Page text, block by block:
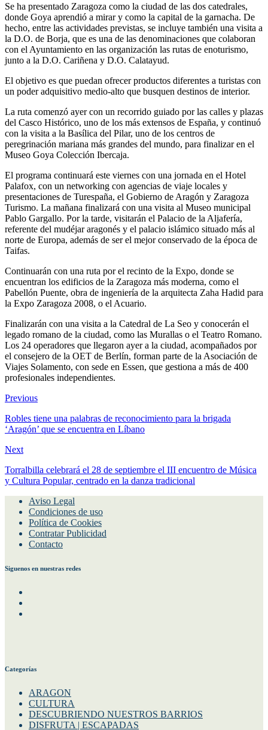
Se ha presentado Zaragoza como la ciudad de las dos catedrales,
donde Goya aprendió a mirar y como la capital de la garnacha. De
hecho, entre las actividades previstas, se incluye también una visita a
la D.O. de Borja, que es una de las denominaciones que colaboran
con el Ayuntamiento en las organización las rutas de enoturismo,
junto a la D.O. Cariñena y D.O. Calatayud.
El objetivo es que puedan ofrecer productos diferentes a turistas con
un poder adquisitivo medio-alto que busquen destinos de interior.
La ruta comenzó ayer con un recorrido guiado por las calles y plazas
del Casco Histórico, uno de los más extensos de España, y continuó
con la visita a la Basílica del Pilar, uno de los centros de
peregrinación mariana más grandes del mundo, para finalizar en el
Museo Goya Colección Ibercaja.
El programa continuará este viernes con una jornada en el Hotel
Palafox, con un networking con agencias de viaje locales y
presentaciones de Turespaña, el Gobierno de Aragón y Zaragoza
Turismo. La mañana finalizará con una visita al Museo municipal
Pablo Gargallo. Por la tarde, visitarán el Palacio de la Aljafería,
referente del mudéjar aragonés y el palacio islámico situado más al
norte de Europa, además de ser el mejor conservado de la época de
Taifas.
Continuarán con una ruta por el recinto de la Expo, donde se
encuentran los edificios de la Zaragoza más moderna, como el
Pabellón Puente, obra de ingeniería de la arquitecta Zaha Hadid para
la Expo Zaragoza 2008, o el Acuario.
Finalizarán con una visita a la Catedral de La Seo y conocerán el
legado romano de la ciudad, como las Murallas o el Teatro Romano.
Los 24 operadores que llegaron ayer a la ciudad, acompañados por
el consejero de la OET de Berlín, forman parte de la Asociación de
Viajes Solamento, con sede en Essen, que gestiona a más de 400
profesionales independientes.
Previous
Robles tiene una palabras de reconocimiento para la brigada
‘Aragón’ que se encuentra en Líbano
Next
Torralbilla celebrará el 28 de septiembre el III encuentro de Música
y Cultura Popular, centrado en la danza tradicional
Aviso Legal
Condiciones de uso
Política de Cookies
Contratar Publicidad
Contacto
Siguenos en nuestras redes
Categorías
ARAGON
CULTURA
DESCUBRIENDO NUESTROS BARRIOS
DISFRUTA | ESCAPADAS